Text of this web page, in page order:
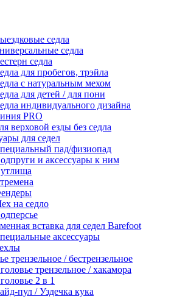
седла
седла
седла
для пробегов, трэйла
с натуральным мехом
для детей / для пони
индивидуального дизайна
PRO
верховой езды без седла
для седел
пад/физиопад
и аксессуары к ним
на седло
вставка для седел Barefoot
аксессуары
трензельное / бестрензельное
трензельное / хакамора
2 в 1
пул / Уздечка кука